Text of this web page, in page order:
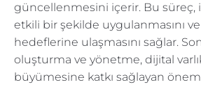
güncellenmesini içerir. Bu süreç,
etkili bir şekilde uygulanmasını
hedeflerine ulaşmasını sağlar.
oluşturma ve yönetme, dijital
büyümesine katkı sağlayan